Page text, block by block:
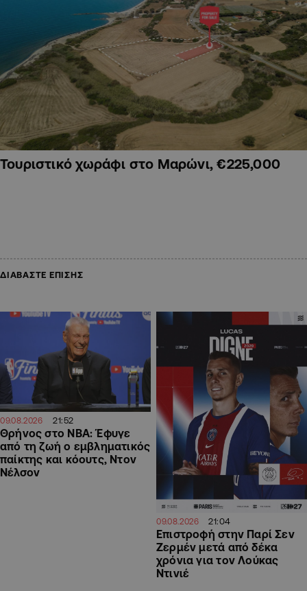
Τουριστικό χωράφι στο Μαρώνι, €225,000
ΔΙΑΒΑΣΤΕ ΕΠΙΣΗΣ
09.08.2026 21:52
Θρήνος στο NBA: Έφυγε
από τη ζωή ο εμβληματικός
παίκτης και κόουτς, Ντον
Νέλσον
09.08.2026 21:04
Επιστροφή στην Παρί Σεν
Ζερμέν μετά από δέκα
χρόνια για τον Λούκας
Ντινιέ